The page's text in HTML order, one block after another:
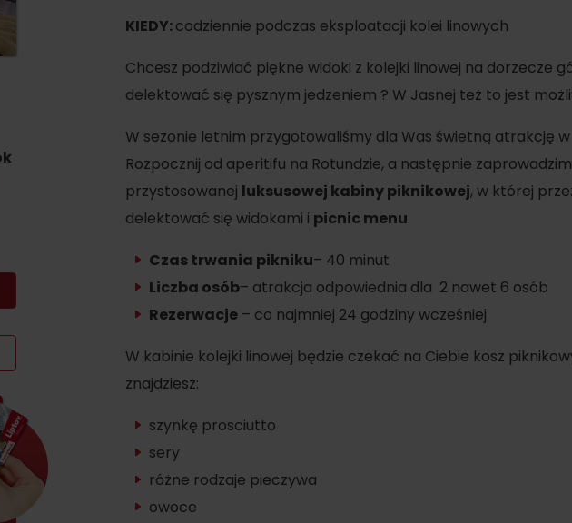
WYKAZ CENTRÓW INFORMACYJNYCH
Program dla pracowników
Obiekty konferencyjne
Teambuildingy
Lato z Korýtkiem 2026
Narciarstwo
Narciarstwo biegowe
Turystyka w zimie
Wybierz rodzaj doświadczenia
Wszystkie
Wellness i spa
Atrakcje wodne
KIEDY:codziennie podczas eksploatacji kolei linowych
Chcesz podziwiać piękne widoki z kolejki linowej na dorzecze
delektować się pysznym jedzeniem ? W Jasnej też to jest
W sezonie letnim przygotowaliśmy dla Was świetną atrakcję
Rozpocznij od aperitifu na Rotundzie, a następnie
przystosowanej luksusowej kabiny piknikowej, w której
delektować się widokami i picnic menu.
Czas trwania pikniku– 40 minut
Liczba osób– atrakcja odpowiednia dla 2 nawet 6 osób
Rezerwacje – co najmniej 24 godziny wcześniej
W kabinie kolejki linowej będzie czekać na Ciebie kosz
znajdziesz:
szynkę prosciutto
sery
różne rodzaje pieczywa
owoce